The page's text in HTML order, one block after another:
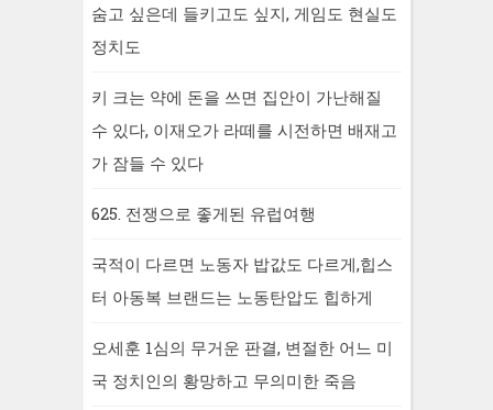
숨고 싶은데 들키고도 싶지, 게임도 현실도
정치도
키 크는 약에 돈을 쓰면 집안이 가난해질
수 있다, 이재오가 라떼를 시전하면 배재고
가 잠들 수 있다
625. 전쟁으로 좋게된 유럽여행
국적이 다르면 노동자 밥값도 다르게,힙스
터 아동복 브랜드는 노동탄압도 힙하게
오세훈 1심의 무거운 판결, 변절한 어느 미
국 정치인의 황망하고 무의미한 죽음